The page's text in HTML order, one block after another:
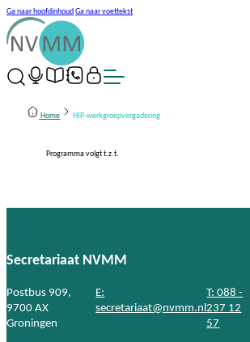
Ga naar hoofdinhoud Ga naar voettekst
Home HIP-werkgroepvergadering
Programma volgt t.z.t.
Secretariaat NVMM
Postbus 909,
9700 AX
Groningen
E:
secretariaat@nvmm.nl
T: 088 -
237 12
57